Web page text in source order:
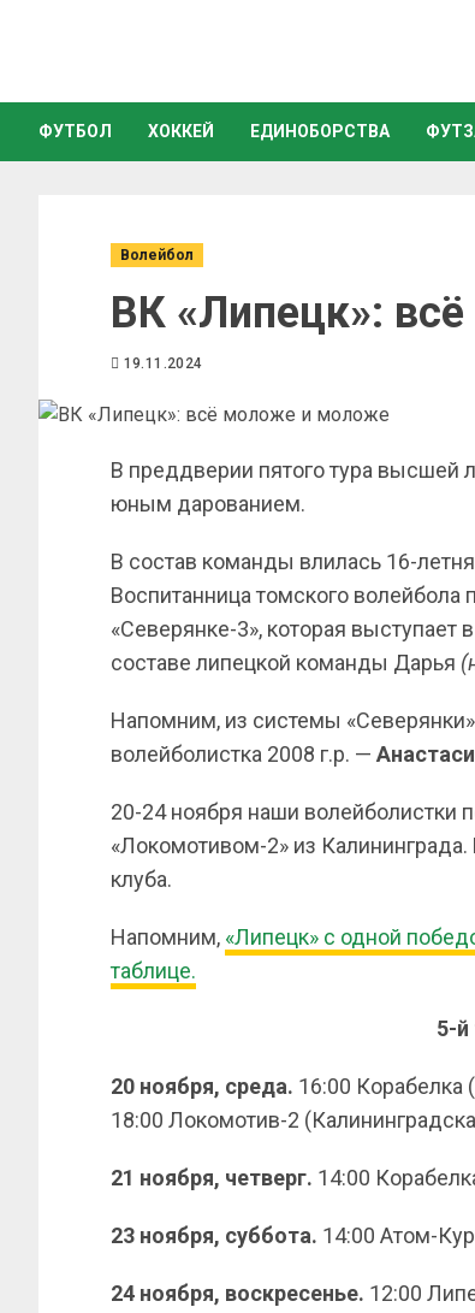
ФУТБОЛ ХОККЕЙ ЕДИНОБОРСТВА
Волейбол
ВК «Липецк»:
19.11.2024
В преддверии пятого тура высшей
юным дарованием.
В состав команды влилась 16-
Воспитанница томского
«Северянке-3», которая
составе липецкой команды Дарья
Напомним, из системы
волейболистка 2008 г.р. —
20-24 ноября наши волейболистки
«Локомотивом-2» из
клуба.
Напомним, «Липецк» с одной
таблице.
5-й
20 ноября, среда. 16:00 Корабелка
18:00 Локомотив-2
21 ноября, четверг. 14:00
23 ноября, суббота. 14:00 Атом-
24 ноября, воскресенье. 12:00